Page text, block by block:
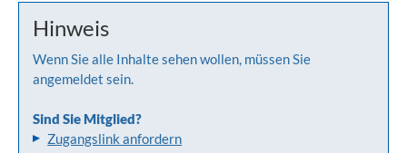
Hinweis
Wenn Sie alle Inhalte sehen wollen, müssen Sie
angemeldet sein.
Sind Sie Mitglied?
Zugangslink anfordern